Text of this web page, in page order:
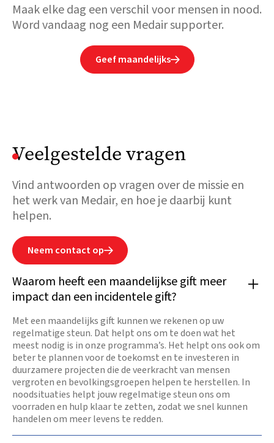
Maak elke dag een verschil voor mensen in nood.
Word vandaag nog een Medair supporter.
Geef maandelijks
Veelgestelde vragen
Vind antwoorden op vragen over de missie en
het werk van Medair, en hoe je daarbij kunt
helpen.
Neem contact op
Waarom heeft een maandelijkse gift meer
impact dan een incidentele gift?
Met een maandelijks gift kunnen we rekenen op uw
regelmatige steun. Dat helpt ons om te doen wat het
meest nodig is in onze programma’s. Het helpt ons ook om
beter te plannen voor de toekomst en te investeren in
duurzamere projecten die de veerkracht van mensen
vergroten en bevolkingsgroepen helpen te herstellen. In
noodsituaties helpt jouw regelmatige steun ons om
voorraden en hulp klaar te zetten, zodat we snel kunnen
handelen om meer levens te redden.